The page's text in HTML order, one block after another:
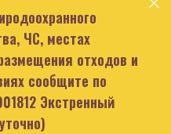
ЧС, местах
отходов и
сообщите по
Экстренный